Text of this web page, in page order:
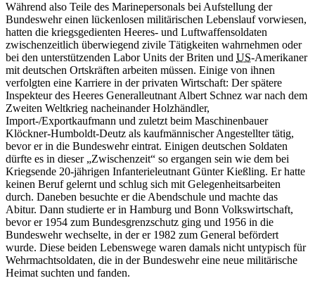
Während also Teile des Marinepersonals bei Aufstellung der
Bundeswehr einen lückenlosen militärischen Lebenslauf vorwiesen,
hatten die kriegsgedienten Heeres- und Luftwaffensoldaten
zwischenzeitlich überwiegend zivile Tätigkeiten wahrnehmen oder
bei den unterstützenden LaborUnits der Briten und US-Amerikaner
mit deutschen Ortskräften arbeiten müssen. Einige von ihnen
verfolgten eine Karriere in der privaten Wirtschaft: Der spätere
Inspekteur des Heeres Generalleutnant Albert Schnez warnach dem
Zweiten Weltkrieg nacheinander Holzhändler,
Import-/Exportkaufmann und zuletzt beim Maschinenbauer
Klöckner-Humboldt-Deutz als kaufmännischer Angestellter tätig,
bevor erin die Bundeswehr eintrat. Einigen deutschen Soldaten
dürfte es in dieser „Zwischenzeit“ so ergangen sein wie dem bei
Kriegsende 20-jährigen Infanterieleutnant Günter Kießling. Er hatte
keinen Beruf gelernt und schlug sich mit Gelegenheitsarbeiten
durch. Daneben besuchte er die Abendschule und machte das
Abitur. Dann studierte erin Hamburg und Bonn Volkswirtschaft,
bevor er 1954 zum Bundesgrenzschutz ging und 1956 in die
Bundeswehr wechselte, in der er 1982 zum General befördert
wurde. Diese beiden Lebenswege waren damals nicht untypisch für
Wehrmachtsoldaten, die in der Bundeswehr eine neue militärische
Heimat suchten und fanden.